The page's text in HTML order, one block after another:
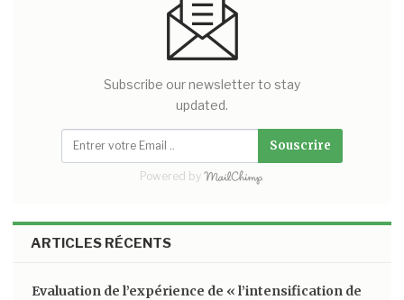
Subscribe our newsletter to stay
updated.
Souscrire
Powered by
ARTICLES RÉCENTS
Evaluation de l’expérience de « l’intensification de